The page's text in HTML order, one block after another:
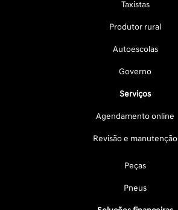
Taxistas
Produtor rural
Autoescolas
Governo
Serviços
Agendamento online
Revisão e manutenção
Peças
Pneus